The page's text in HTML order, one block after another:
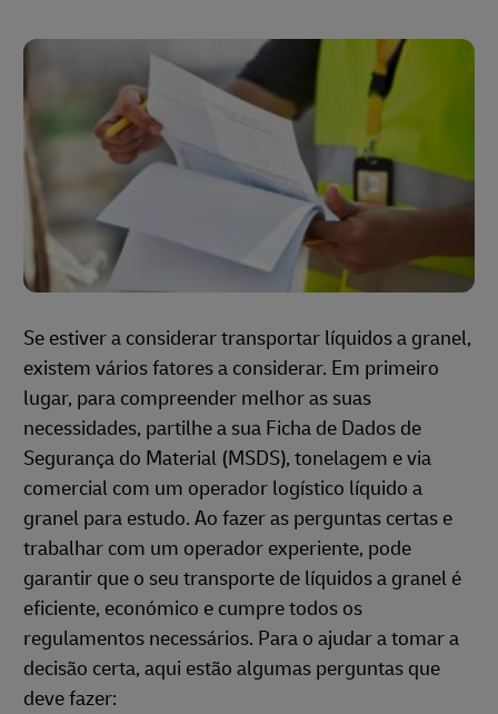
Se estiver a considerar transportar líquidos a granel,
existem vários fatores a considerar. Em primeiro
lugar, para compreender melhor as suas
necessidades, partilhe a sua Ficha de Dados de
Segurança do Material (MSDS), tonelagem e via
comercial com um operador logístico líquido a
granel para estudo. Ao fazer as perguntas certas e
trabalhar com um operador experiente, pode
garantir que o seu transporte de líquidos a granel é
eficiente, económico e cumpre todos os
regulamentos necessários. Para o ajudar a tomar a
decisão certa, aqui estão algumas perguntas que
deve fazer: